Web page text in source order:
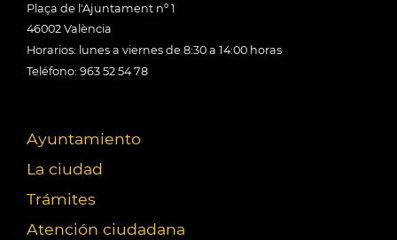
Plaça de l'Ajuntament nº 1
46002 València
Horarios: lunes a viernes de 8:30 a 14:00 horas
Teléfono: 963 52 54 78
Ayuntamiento
La ciudad
Trámites
Atención ciudadana